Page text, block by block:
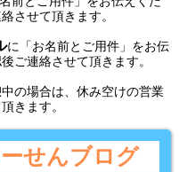
させて頂きます。
に 「お名前とご用件 」 をお伝
ご連絡させて頂きます。
の場合は、休み空けの営業
きます。
せんブログ